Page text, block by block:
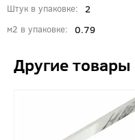
Штук в упаковке 2
м2 в упаковке 0.79